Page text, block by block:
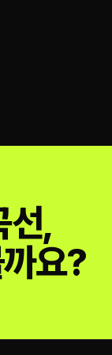
선,
요?